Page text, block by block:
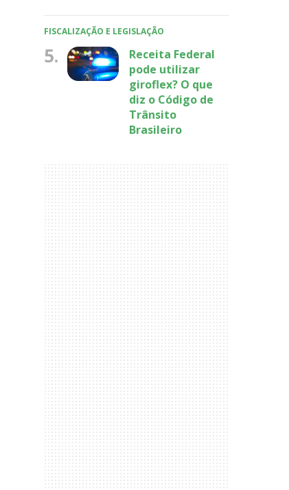
FISCALIZAÇÃO E LEGISLAÇÃO
5.
Receita Federal
pode utilizar
giroflex? O que
diz o Código de
Trânsito
Brasileiro